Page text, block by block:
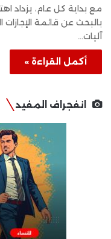
مع بداية كل عام، يزداد
بالبحث عن قائمة
آليات…
أكمل القراءة »
انفجراف المفيد